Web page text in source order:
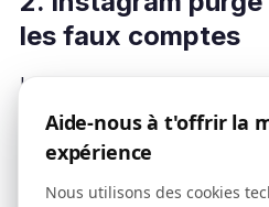
les faux comptes
Les purges periodiques
comptes, faisant chuter
3. Zero retour sur
Aide-nous à t'offrir la
expérience
Nous utilisons des cookies